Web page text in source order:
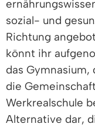
sozial- und
Richtung
könnt ihr
das Gymnasium,
die
Werkrealschule
Alternative dar,